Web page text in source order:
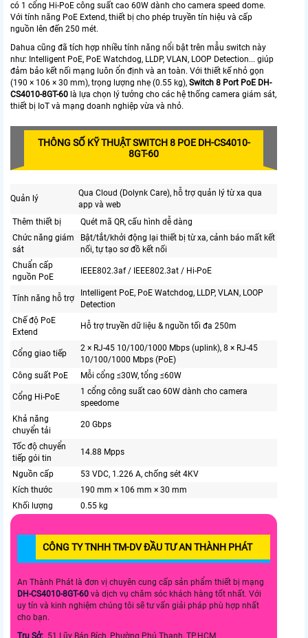
có 1 cổng Hi-PoE công suất cao 60W dành cho camera speed dome.
Với tính năng PoE Extend, thiết bị cho phép truyền tín hiệu và cấp
nguồn lên đến 250 mét.
Dahua cũng đã tích hợp nhiều tính năng nổi bật trên mẫu switch này
như: Intelligent PoE, PoE Watchdog, LLDP, VLAN, LOOP Detection... giúp
đảm bảo kết nối mạng luôn ổn định và an toàn. Với thiết kế nhỏ gọn
(190 × 106 × 30 mm), trọng lượng nhẹ (0.55 kg), Switch 8 Port PoE DH-
CS4010-8GT-60 là lựa chọn lý tưởng cho các hệ thống camera giám sát,
thiết bị IoT và mạng doanh nghiệp vừa và nhỏ.
THÔNG SỐ KỸ THUẬT SWITCH 8 POE DH-CS4010-
8GT-60
Quản lý
Qua Cloud (Dolynk Care), hỗ trợ quản lý từ xa qua
app và web
Thêm thiết bị
Quét mã QR, cấu hình dễ dàng
Chức năng giám
sát
Bật/tắt/khởi động lại thiết bị từ xa, cảnh báo mất kết
nối, tự tạo sơ đồ kết nối
Chuẩn cấp
nguồn PoE
IEEE802.3af / IEEE802.3at / Hi-PoE
Tính năng hỗ trợ
Intelligent PoE, PoE Watchdog, LLDP, VLAN, LOOP
Detection
Chế độ PoE
Extend
Hỗ trợ truyền dữ liệu & nguồn tối đa 250m
Cổng giao tiếp
2 × RJ-45 10/100/1000 Mbps (uplink), 8 × RJ-45
10/100/1000 Mbps (PoE)
Công suất PoE
Mỗi cổng ≤30W, tổng ≤60W
Cổng Hi-PoE
1 cổng công suất cao 60W dành cho camera
speedome
Khả năng
chuyển tải
20 Gbps
Tốc độ chuyển
tiếp gói tin
14.88 Mpps
Nguồn cấp
53 VDC, 1.226 A, chống sét 4KV
Kích thước
190 mm × 106 mm × 30 mm
Khối lượng
0.55 kg
CÔNG TY TNHH TM-DV ĐẦU TƯ AN THÀNH PHÁT
An Thành Phát là đơn vị chuyên cung cấp sản phẩm thiết bị mạng
DH-CS4010-8GT-60 và dịch vụ chăm sóc khách hàng tốt nhất. Với
uy tín và kinh nghiệm chúng tôi sẽ tư vấn giải pháp phù hợp nhất
cho bạn.
Trụ Sở: 51 Lũy Bán Bích, Phường Phú Thạnh, TP.HCM